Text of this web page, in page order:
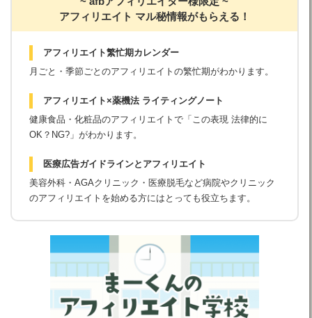
アフィリエイト マル秘情報がもらえる！
アフィリエイト繁忙期カレンダー
月ごと・季節ごとのアフィリエイトの繁忙期がわかります。
アフィリエイト×薬機法 ライティングノート
健康食品・化粧品のアフィリエイトで「この表現 法律的に
OK？NG?」がわかります。
医療広告ガイドラインとアフィリエイト
美容外科・AGAクリニック・医療脱毛など病院やクリニック
のアフィリエイトを始める方にはとっても役立ちます。